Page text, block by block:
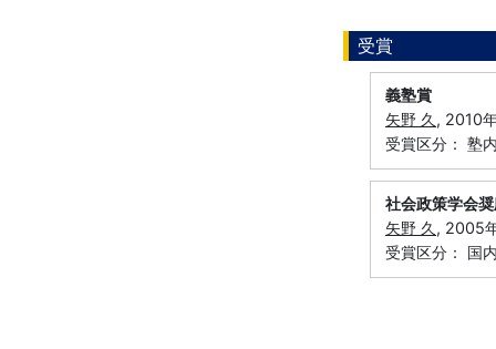
受賞
義塾賞
矢野 久 , 2010
受賞区分： 塾
社会政策学会
矢野 久 , 2005
受賞区分： 国